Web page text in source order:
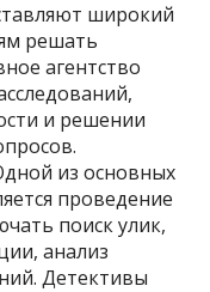
широкий
решать
агентство
и решении
из основных
проведение
поиск улик,
анализ
Детективы